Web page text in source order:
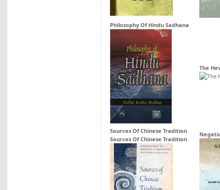
Philosophy Of Hindu Sadhana
The
Sources Of Chinese Tradition
Sources Of Chinese Tradition